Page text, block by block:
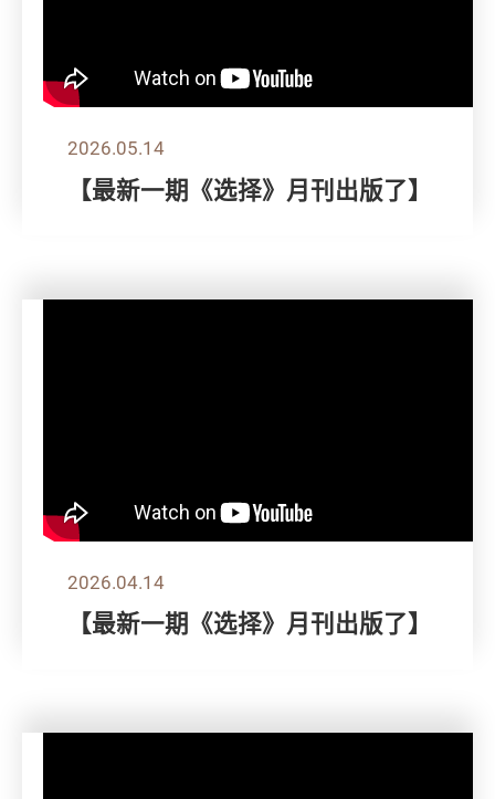
2026.05.14
【最新一期《选择》月刊出版了】
2026.04.14
【最新一期《选择》月刊出版了】